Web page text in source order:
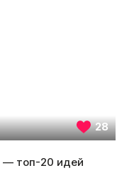
28
— топ-20 идей